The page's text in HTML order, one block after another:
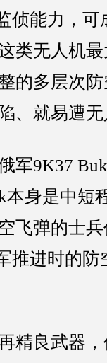
侦能力，可
类无人机
的多层次
、就易遭
军9K37
身是中短
飞弹的士
推进时的防
精良武器